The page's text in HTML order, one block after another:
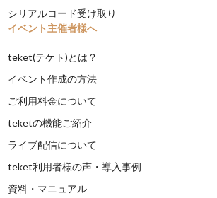
シリアルコード受け取り
イベント主催者様へ
teket(テケト)とは？
イベント作成の方法
ご利用料金について
teketの機能ご紹介
ライブ配信について
teket利用者様の声・導入事例
資料・マニュアル